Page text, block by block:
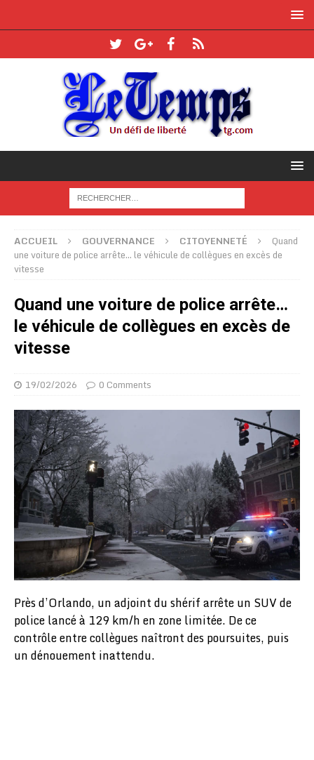
ACCUEIL GOUVERNANCE CITOYENNETÉ
Quand
une voiture de police arrête… le véhicule de collègues en excès de
vitesse
Quand une voiture de police arrête…
le véhicule de collègues en excès de
vitesse
19/02/2026 0 Comments
Près d’Orlando, un adjoint du shérif arrête un SUV de
police lancé à 129 km/h en zone limitée. De ce
contrôle entre collègues naîtront des poursuites, puis
un dénouement inattendu.